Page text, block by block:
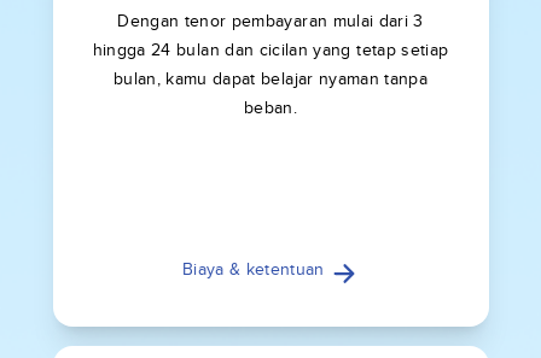
Dengan tenor pembayaran mulai dari 3
hingga 24 bulan dan cicilan yang tetap setiap
bulan, kamu dapat belajar nyaman tanpa
beban.
Biaya & ketentuan